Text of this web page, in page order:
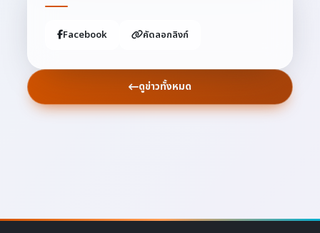
Facebook คัดลอกลิงก์
ดูข่าวทั้งหมด